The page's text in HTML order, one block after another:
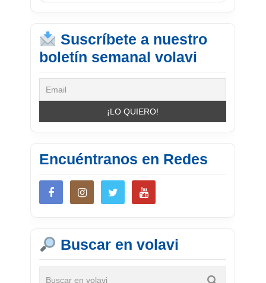
Suscríbete a nuestro
boletín semanal volavi
Encuéntranos en Redes
Buscar en volavi